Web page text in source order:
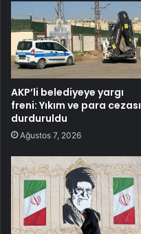
AKP’li belediyeye yargı
freni: Yıkım ve para cezası
durduruldu
Ağustos 7, 2026